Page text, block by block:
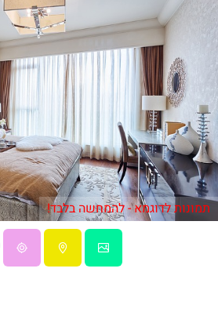
תמונות לדוגמא - להמחשה בלבד!